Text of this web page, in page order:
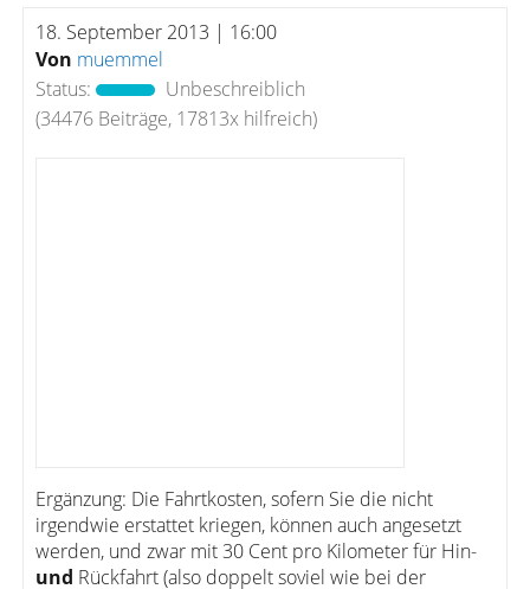
18. September 2013 | 16:00
Von muemmel
Status:
Unbeschreiblich
(34476 Beiträge, 17813x hilfreich)
Ergänzung: Die Fahrtkosten, sofern Sie die nicht
irgendwie erstattet kriegen, können auch angesetzt
werden, und zwar mit 30 Cent pro Kilometer für Hin-
und Rückfahrt (also doppelt soviel wie bei der